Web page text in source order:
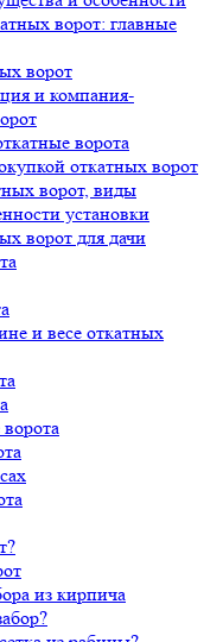
ворот: главные
ворот
и компания-
ворота
откатных ворот
ворот, виды
установки
ворот для дачи
и весе откатных
из кирпича